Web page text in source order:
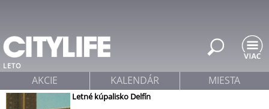
LETO
Letné kúpalisko Delfín
AKCIE KALENDÁR MIESTA